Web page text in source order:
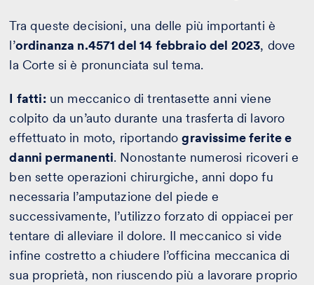
Tra queste decisioni, una delle più importanti è
l’ordinanza n.4571 del 14 febbraio del 2023, dove
la Corte si è pronunciata sul tema.
I fatti:un meccanico di trentasette anni viene
colpito da un’auto durante una trasferta di lavoro
effettuato in moto, riportandogravissime ferite e
danni permanenti. Nonostante numerosi ricoveri e
ben sette operazioni chirurgiche, anni dopo fu
necessaria l’amputazione del piede e
successivamente, l’utilizzo forzato di oppiacei per
tentare di alleviare il dolore. Il meccanico si vide
infine costretto a chiudere l’officina meccanica di
sua proprietà, non riuscendo più a lavorare proprio